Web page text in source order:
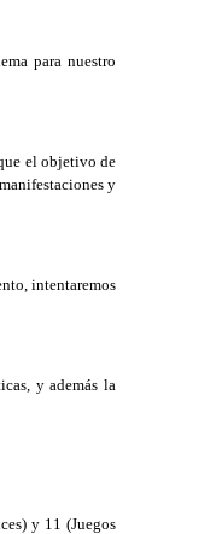
para nuestro
el objetivo de
y
intentaremos
y además la
y 11 (Juegos